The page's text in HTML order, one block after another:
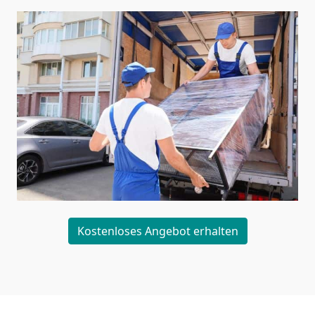
Kostenloses Angebot erhalten